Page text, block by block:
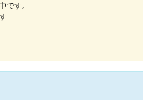
です。